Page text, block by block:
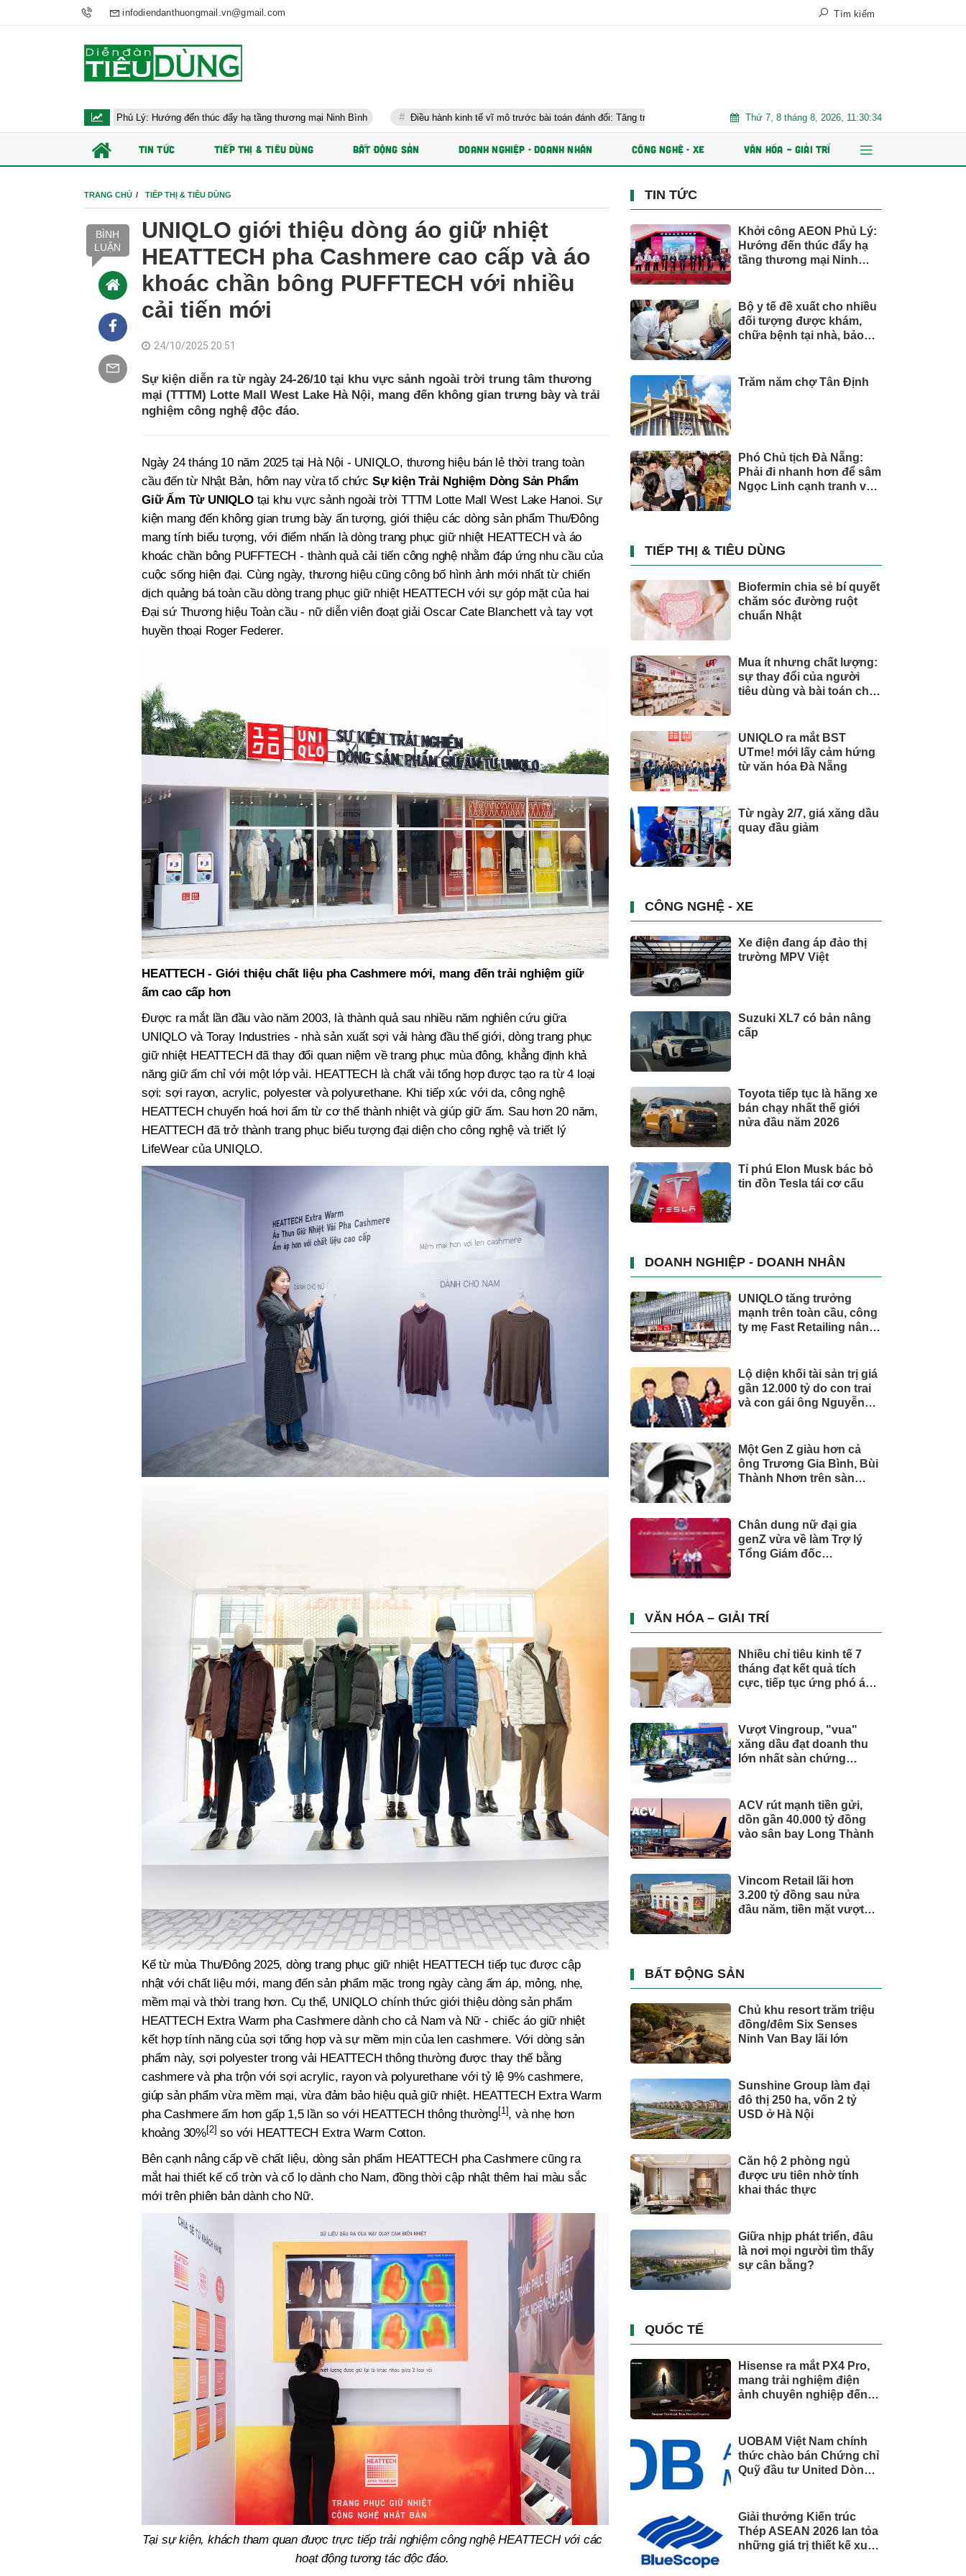
infodiendanthuongmail.vn@gmail.com Tìm kiếm
AEON Phủ Lý: Hướng đến thúc đẩy hạ tầng thương mại Ninh Bình Điều hành kinh tế vĩ mô trước bài toán đánh đổi: Tăng trưởng nhanh và ổn định bền vững Chứng khoán Kafi chuẩn bị IPO 125 triệu cổ phiếu
Thứ 7, 8 tháng 8, 2026, 11:30:36
TIN TỨC TIẾP THỊ & TIÊU DÙNG BẤT ĐỘNG SẢN DOANH NGHIỆP - DOANH NHÂN CÔNG NGHỆ - XE VĂN HÓA – GIẢI TRÍ
TRANG CHỦ TIẾP THỊ & TIÊU DÙNG
BÌNH
LUẬN
UNIQLO giới thiệu dòng áo giữ nhiệt
HEATTECH pha Cashmere cao cấp và áo
khoác chần bông PUFFTECH với nhiều
cải tiến mới
24/10/2025 20:51
Sự kiện diễn ra từ ngày 24-26/10 tại khu vực sảnh ngoài trời trung tâm thương
mại (TTTM) Lotte Mall West Lake Hà Nội, mang đến không gian trưng bày và trải
nghiệm công nghệ độc đáo.
Ngày 24 tháng 10 năm 2025 tại Hà Nội - UNIQLO, thương hiệu bán lẻ thời trang toàn
cầu đến từ Nhật Bản, hôm nay vừa tổ chức Sự kiện Trải Nghiệm Dòng Sản Phẩm
Giữ Ấm Từ UNIQLO tại khu vực sảnh ngoài trời TTTM Lotte Mall West Lake Hanoi. Sự
kiện mang đến không gian trưng bày ấn tượng, giới thiệu các dòng sản phẩm Thu/Đông
mang tính biểu tượng, với điểm nhấn là dòng trang phục giữ nhiệt HEATTECH và áo
khoác chần bông PUFFTECH - thành quả cải tiến công nghệ nhằm đáp ứng nhu cầu của
cuộc sống hiện đại. Cùng ngày, thương hiệu cũng công bố hình ảnh mới nhất từ chiến
dịch quảng bá toàn cầu dòng trang phục giữ nhiệt HEATTECH với sự góp mặt của hai
Đại sứ Thương hiệu Toàn cầu - nữ diễn viên đoạt giải Oscar Cate Blanchett và tay vợt
huyền thoại Roger Federer.
HEATTECH - Giới thiệu chất liệu pha Cashmere mới, mang đến trải nghiệm giữ
ấm cao cấp hơn
Được ra mắt lần đầu vào năm 2003, là thành quả sau nhiều năm nghiên cứu giữa
UNIQLO và Toray Industries - nhà sản xuất sợi vải hàng đầu thế giới, dòng trang phục
giữ nhiệt HEATTECH đã thay đổi quan niệm về trang phục mùa đông, khẳng định khả
năng giữ ấm chỉ với một lớp vải. HEATTECH là chất vải tổng hợp được tạo ra từ 4 loại
sợi: sợi rayon, acrylic, polyester và polyurethane. Khi tiếp xúc với da, công nghệ
HEATTECH chuyển hoá hơi ẩm từ cơ thể thành nhiệt và giúp giữ ấm. Sau hơn 20 năm,
HEATTECH đã trở thành trang phục biểu tượng đại diện cho công nghệ và triết lý
LifeWear của UNIQLO.
Kể từ mùa Thu/Đông 2025, dòng trang phục giữ nhiệt HEATTECH tiếp tục được cập
nhật với chất liệu mới, mang đến sản phẩm mặc trong ngày càng ấm áp, mỏng, nhẹ,
mềm mại và thời trang hơn. Cụ thể, UNIQLO chính thức giới thiệu dòng sản phẩm
HEATTECH Extra Warm pha Cashmere dành cho cả Nam và Nữ - chiếc áo giữ nhiệt
kết hợp tính năng của sợi tổng hợp và sự mềm mịn của len cashmere. Với dòng sản
phẩm này, sợi polyester trong vải HEATTECH thông thường được thay thế bằng
cashmere và pha trộn với sợi acrylic, rayon và polyurethane với tỷ lệ 9% cashmere,
giúp sản phẩm vừa mềm mại, vừa đảm bảo hiệu quả giữ nhiệt. HEATTECH Extra Warm
pha Cashmere ấm hơn gấp 1,5 lần so với HEATTECH thông thường[1], và nhẹ hơn
khoảng 30%[2] so với HEATTECH Extra Warm Cotton.
Bên cạnh nâng cấp về chất liệu, dòng sản phẩm HEATTECH pha Cashmere cũng ra
mắt hai thiết kế cổ tròn và cổ lọ dành cho Nam, đồng thời cập nhật thêm hai màu sắc
mới trên phiên bản dành cho Nữ.
Tại sự kiện, khách tham quan được trực tiếp trải nghiệm công nghệ HEATTECH với các
hoạt động tương tác độc đáo.
TIN TỨC
Khởi công AEON Phủ Lý:
Hướng đến thúc đẩy hạ
tầng thương mại Ninh
Bộ y tế đề xuất cho nhiều
đối tượng được khám,
chữa bệnh tại nhà, bảo
Trăm năm chợ Tân Định
Phó Chủ tịch Đà Nẵng:
Phải đi nhanh hơn để sâm
Ngọc Linh cạnh tranh với
TIẾP THỊ & TIÊU DÙNG
Biofermin chia sẻ bí quyết
chăm sóc đường ruột
chuẩn Nhật
Mua ít nhưng chất lượng:
sự thay đổi của người
tiêu dùng và bài toán cho
UNIQLO ra mắt BST
UTme! mới lấy cảm hứng
từ văn hóa Đà Nẵng
Từ ngày 2/7, giá xăng dầu
quay đầu giảm
CÔNG NGHỆ - XE
Xe điện đang áp đảo thị
trường MPV Việt
Suzuki XL7 có bản nâng
cấp
Toyota tiếp tục là hãng xe
bán chạy nhất thế giới
nửa đầu năm 2026
Tỉ phú Elon Musk bác bỏ
tin đồn Tesla tái cơ cấu
DOANH NGHIỆP - DOANH NHÂN
UNIQLO tăng trưởng
mạnh trên toàn cầu, công
ty mẹ Fast Retailing nâng
Lộ diện khối tài sản trị giá
gần 12.000 tỷ do con trai
và con gái ông Nguyễn
Một Gen Z giàu hơn cả
ông Trương Gia Bình, Bùi
Thành Nhơn trên sàn
Chân dung nữ đại gia
genZ vừa về làm Trợ lý
Tổng Giám đốc
trụ, nắm giữ khối tài sản
hàng nghìn tỷ
VĂN HÓA – GIẢI TRÍ
Nhiều chỉ tiêu kinh tế 7
tháng đạt kết quả tích
cực, tiếp tục ứng phó áp
Vượt Vingroup, "vua"
xăng dầu đạt doanh thu
lớn nhất sàn chứng
ACV rút mạnh tiền gửi,
dồn gần 40.000 tỷ đồng
vào sân bay Long Thành
Vincom Retail lãi hơn
3.200 tỷ đồng sau nửa
đầu năm, tiền mặt vượt
BẤT ĐỘNG SẢN
Chủ khu resort trăm triệu
đồng/đêm Six Senses
Ninh Van Bay lãi lớn
Sunshine Group làm đại
đô thị 250 ha, vốn 2 tỷ
USD ở Hà Nội
Căn hộ 2 phòng ngủ
được ưu tiên nhờ tính
khai thác thực
Giữa nhịp phát triển, đâu
là nơi mọi người tìm thấy
sự cân bằng?
QUỐC TẾ
Hisense ra mắt PX4 Pro,
mang trải nghiệm điện
ảnh chuyên nghiệp đến
UOBAM Việt Nam chính
thức chào bán Chứng chỉ
Quỹ đầu tư United Dòng
Giải thưởng Kiến trúc
Thép ASEAN 2026 lan tỏa
những giá trị thiết kế xuất